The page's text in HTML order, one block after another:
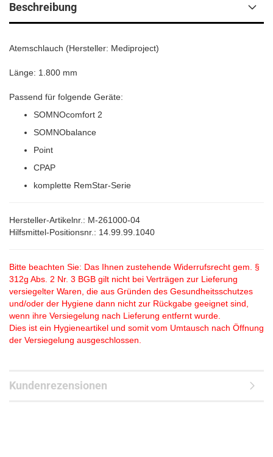
Beschreibung
Atemschlauch (Hersteller: Mediproject)
Länge: 1.800 mm
Passend für folgende Geräte:
SOMNOcomfort 2
SOMNObalance
Point
CPAP
komplette RemStar-Serie
Hersteller-Artikelnr.: M-261000-04
Hilfsmittel-Positionsnr.: 14.99.99.1040
Bitte beachten Sie: Das Ihnen zustehende Widerrufsrecht gem. §
312g Abs. 2 Nr. 3 BGB gilt nicht bei Verträgen zur Lieferung
versiegelter Waren, die aus Gründen des Gesundheitsschutzes
und/oder der Hygiene dann nicht zur Rückgabe geeignet sind,
wenn ihre Versiegelung nach Lieferung entfernt wurde.
Dies ist ein Hygieneartikel und somit vom Umtausch nach Öffnung
der Versiegelung ausgeschlossen.
Kundenrezensionen